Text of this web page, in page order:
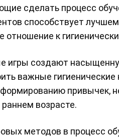
сделать процесс
способствует
отношение к
игры создают
важные
привычек,
возрасте.
методов в процесс